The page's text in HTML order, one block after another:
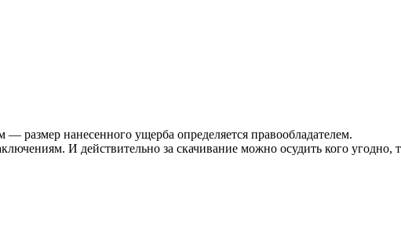
размер нанесенного ущерба определяется правообладателем.
И действительно за скачивание можно осудить кого угодно,